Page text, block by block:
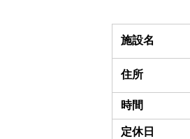
施設名
住所
時間
定休日